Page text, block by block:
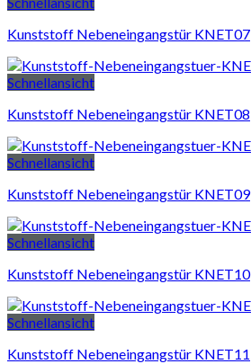
Kunststoff Nebeneingangstür KNET07
Schnellansicht
Kunststoff Nebeneingangstür KNET08
Schnellansicht
Kunststoff Nebeneingangstür KNET09
Schnellansicht
Kunststoff Nebeneingangstür KNET10
Schnellansicht
Kunststoff Nebeneingangstür KNET11